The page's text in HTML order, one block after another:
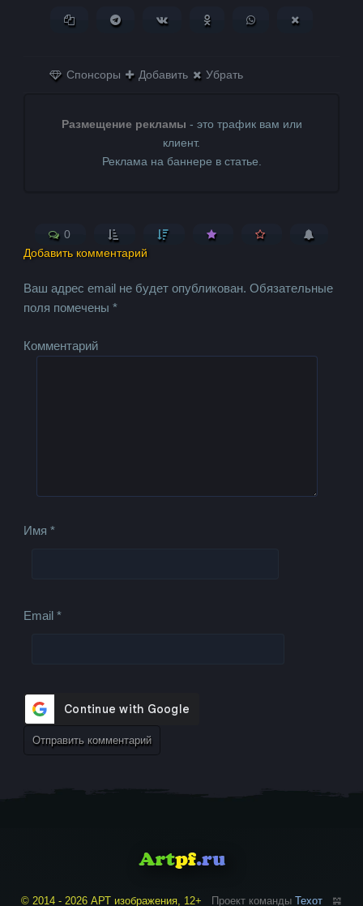
Копировать ссылкуПоделиться в Telegram
Поделиться ВКонтактеПоделиться в
Поделиться в
Спонсоры Добавить Убрать
Размещение рекламы - это трафик вам или
клиент.
Реклама на баннере в статье.
0
Добавить комментарий
Ваш адрес email не будет опубликован. Обязательные
поля помечены*
Комментарий
Имя*
Email*
© 2014 - 2026 АРТ изображения, 12+ Проект команды Техот 𝌴